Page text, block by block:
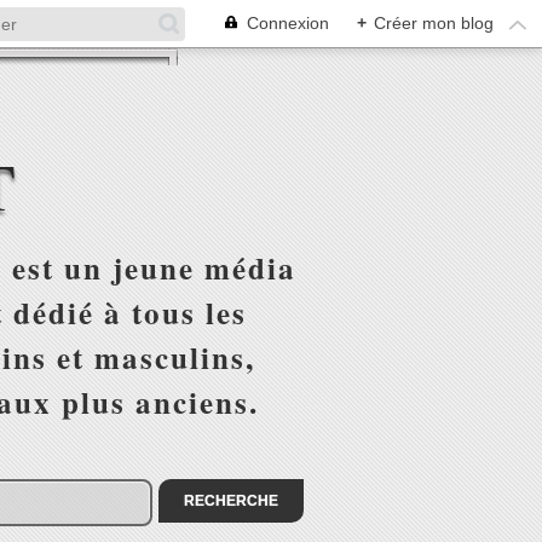
Connexion + Créer mon blog
un jeune média
à tous les
et masculins,
plus anciens.